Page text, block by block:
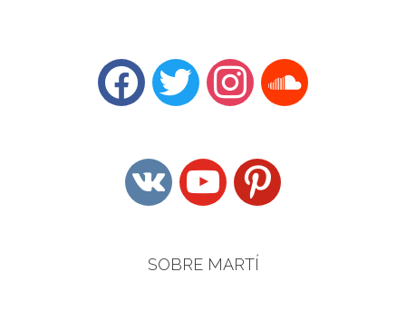
facebooktwitter instagramsoundcloud
vkontakteyoutubepinterest
SOBRE MARTÍ